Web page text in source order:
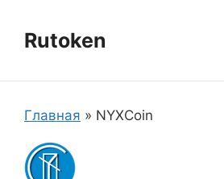
содержимому
Rutoken
Главная » NYXCoin